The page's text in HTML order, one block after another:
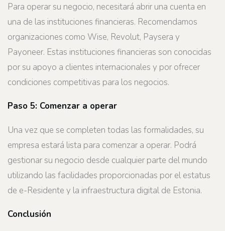
Para operar su negocio, necesitará abrir una cuenta en
una de las instituciones financieras. Recomendamos
organizaciones como Wise, Revolut, Paysera y
Payoneer. Estas instituciones financieras son conocidas
por su apoyo a clientes internacionales y por ofrecer
condiciones competitivas para los negocios.
Paso 5: Comenzar a operar
Una vez que se completen todas las formalidades, su
empresa estará lista para comenzar a operar. Podrá
gestionar su negocio desde cualquier parte del mundo
utilizando las facilidades proporcionadas por el estatus
de e-Residente y la infraestructura digital de Estonia.
Conclusión